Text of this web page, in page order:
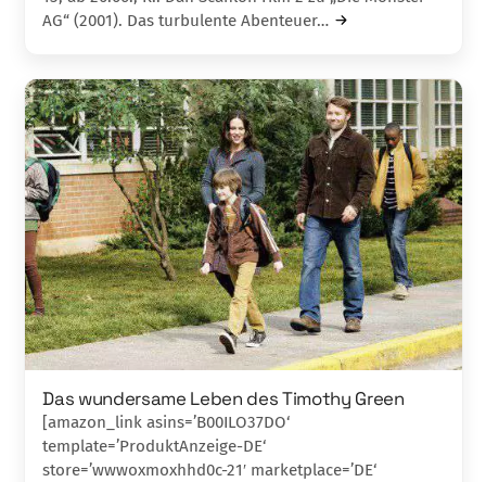
AG“ (2001). Das turbulente Abenteuer…
Das wundersame Leben des Timothy Green
[amazon_link asins=’B00ILO37DO‘
template=’ProduktAnzeige-DE‘
store=’wwwoxmoxhhd0c-21′ marketplace=’DE‘